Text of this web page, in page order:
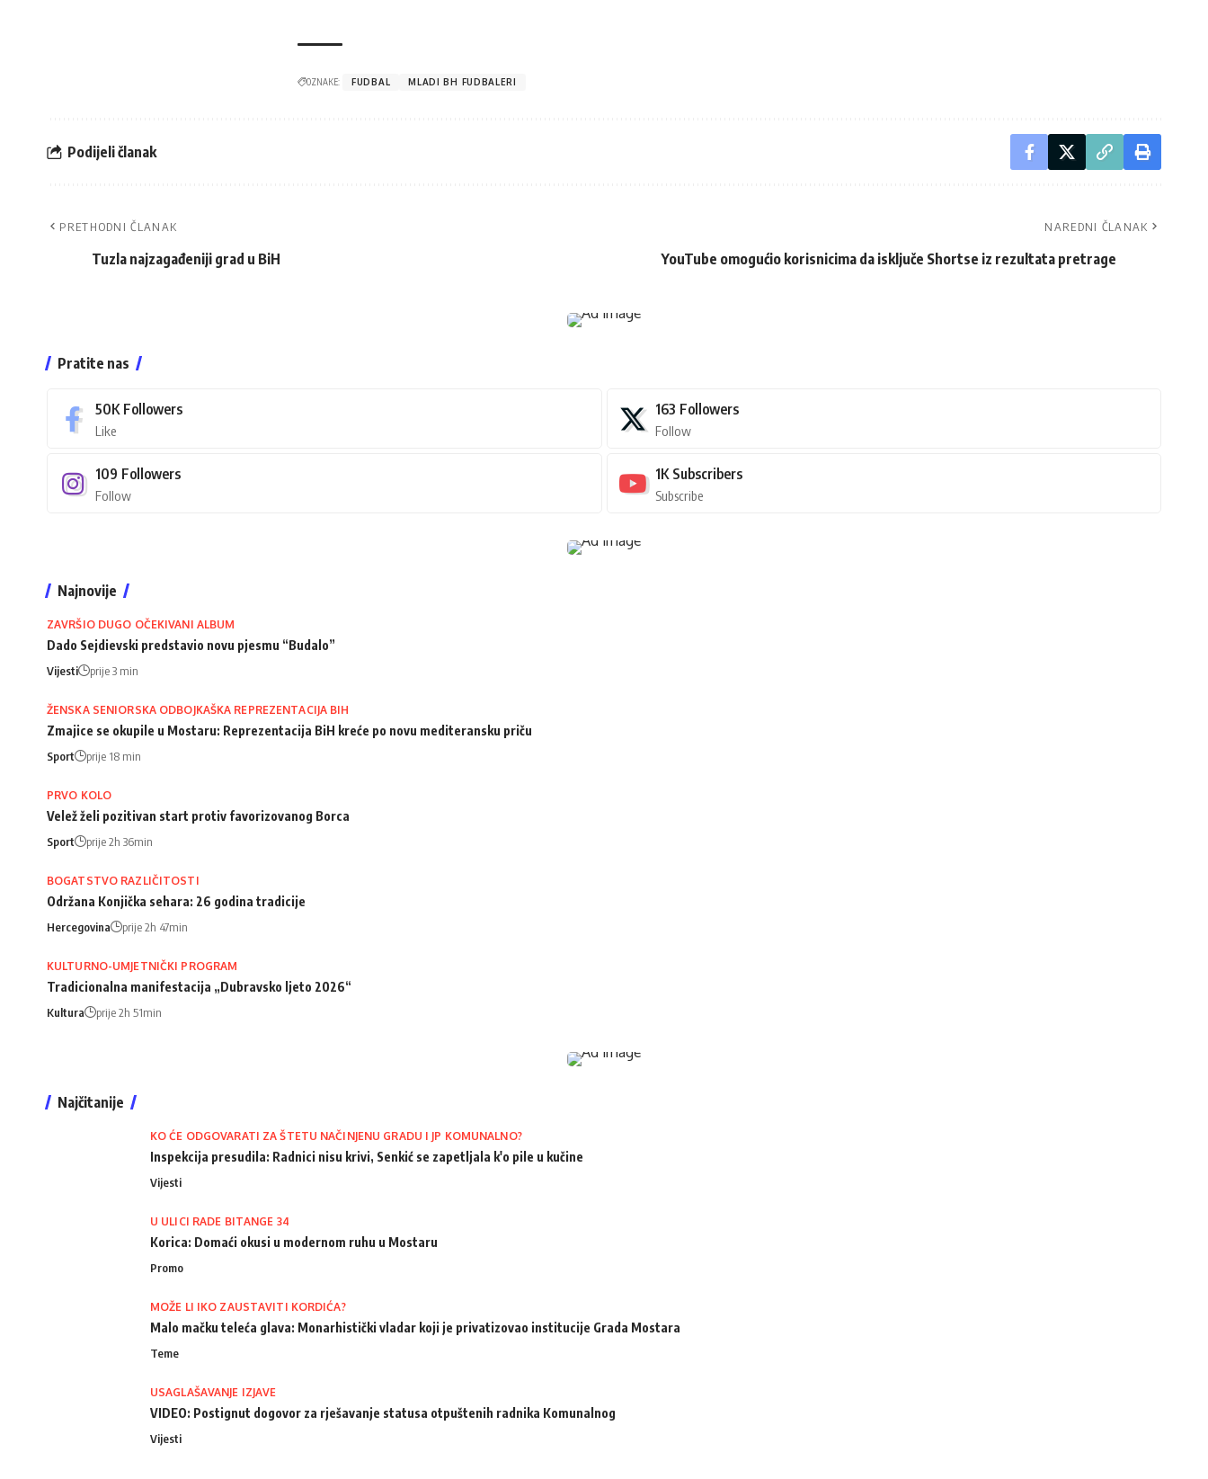
OZNAKE: FUDBAL MLADI BH FUDBALERI
Podijeli članak
PRETHODNI ČLANAK
Tuzla najzagađeniji grad u BiH
NAREDNI ČLANAK
YouTube omogućio korisnicima da isključe Shortse iz rezultata pretrage
Pratite nas
50K Followers
Like
163 Followers
Follow
109 Followers
Follow
1K Subscribers
Subscribe
Najnovije
ZAVRŠIO DUGO OČEKIVANI ALBUM
Dado Sejdievski predstavio novu pjesmu “Budalo”
Vijesti prije 3 min
ŽENSKA SENIORSKA ODBOJKAŠKA REPREZENTACIJA BIH
Zmajice se okupile u Mostaru: Reprezentacija BiH kreće po novu mediteransku priču
Sport prije 18 min
PRVO KOLO
Velež želi pozitivan start protiv favorizovanog Borca
Sport prije 2h 36min
BOGATSTVO RAZLIČITOSTI
Održana Konjička sehara: 26 godina tradicije
Hercegovina prije 2h 47min
KULTURNO-UMJETNIČKI PROGRAM
Tradicionalna manifestacija „Dubravsko ljeto 2026“
Kultura prije 2h 51min
Najčitanije
KO ĆE ODGOVARATI ZA ŠTETU NAČINJENU GRADU I JP KOMUNALNO?
Inspekcija presudila: Radnici nisu krivi, Senkić se zapetljala k'o pile u kučine
Vijesti
U ULICI RADE BITANGE 34
Korica: Domaći okusi u modernom ruhu u Mostaru
Promo
MOŽE LI IKO ZAUSTAVITI KORDIĆA?
Malo mačku teleća glava: Monarhistički vladar koji je privatizovao institucije Grada Mostara
Teme
USAGLAŠAVANJE IZJAVE
VIDEO: Postignut dogovor za rješavanje statusa otpuštenih radnika Komunalnog
Vijesti